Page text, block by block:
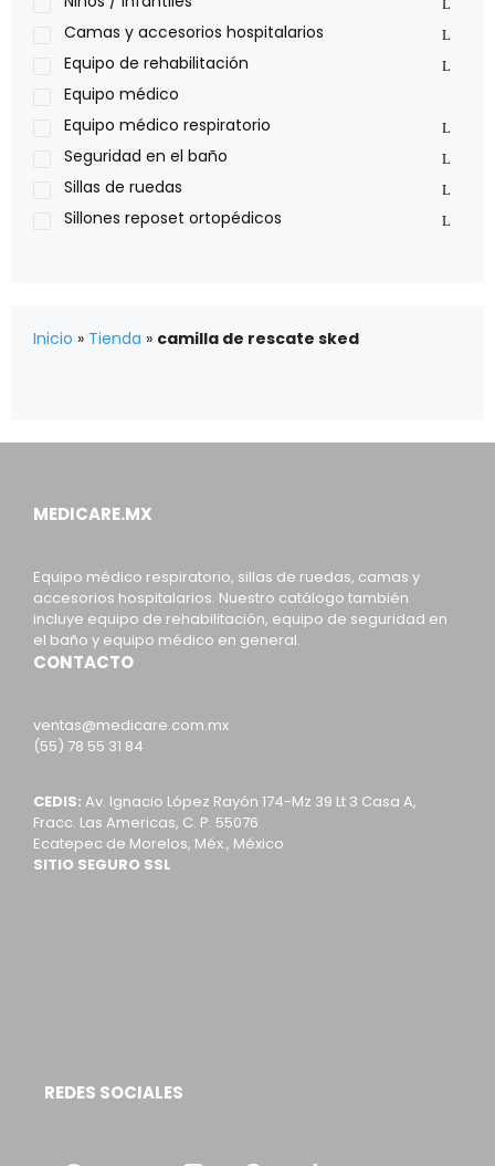
Roho
Sillas de ruedas Everest Jennings
Stealth products
Xiehe Medical
Camas y accesorios hospitalarios
Equipo de rehabilitación
Equipo médico
Equipo médico respiratorio
Seguridad en el baño
Sillas de ruedas
Sillones reposet ortopédicos
Inicio » Tienda » camilla de rescate sked
MEDICARE.MX
Equipo médico respiratorio, sillas de ruedas, camas y
accesorios hospitalarios. Nuestro catálogo también
incluye equipo de rehabilitación, equipo de seguridad en
el baño y equipo médico en general.
CONTACTO
ventas@medicare.com.mx
(55) 78 55 31 84
CEDIS: Av. Ignacio López Rayón 174-Mz 39 Lt 3 Casa A,
Fracc. Las Americas, C. P. 55076
Ecatepec de Morelos, Méx., México
SITIO SEGURO SSL
REDES SOCIALES